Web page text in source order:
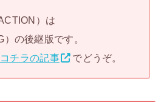
）は
の後継版です。
コチラの記事 でどうぞ。